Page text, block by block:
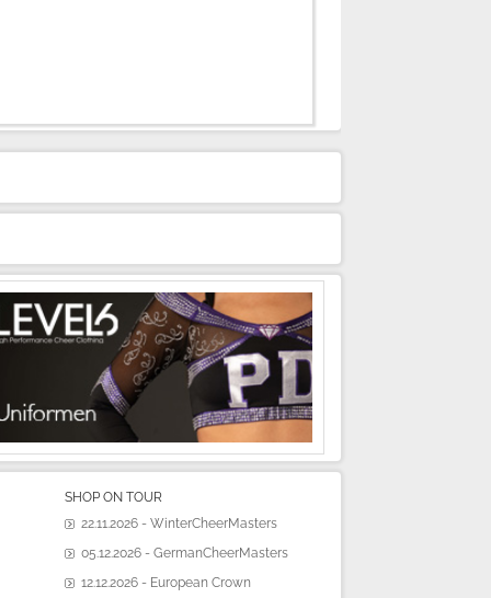
SHOP ON TOUR
22.11.2026 - WinterCheerMasters
05.12.2026 - GermanCheerMasters
12.12.2026 - European Crown